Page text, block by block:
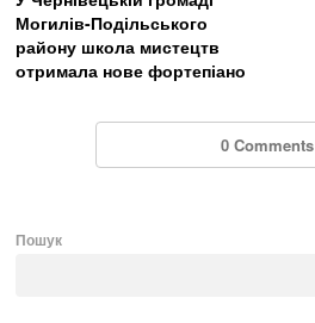
Могилів-Подільського
району школа мистецтв
отримала нове фортепіано
0 Comments
Пошук